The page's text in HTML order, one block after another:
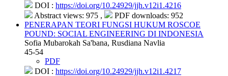
DOI : https://doi.org/10.24929/jjh.v12i1.4216
Abstract views: 975 ,
PDF downloads: 952
PENERAPAN TEORI FUNGSI HUKUM ROSCOE
POUND: SOCIAL ENGINEERING DI INDONESIA
Sofia Mubarokah Sa'bana, Rusdiana Navlia
45-54
PDF
DOI : https://doi.org/10.24929/jjh.v12i1.4217